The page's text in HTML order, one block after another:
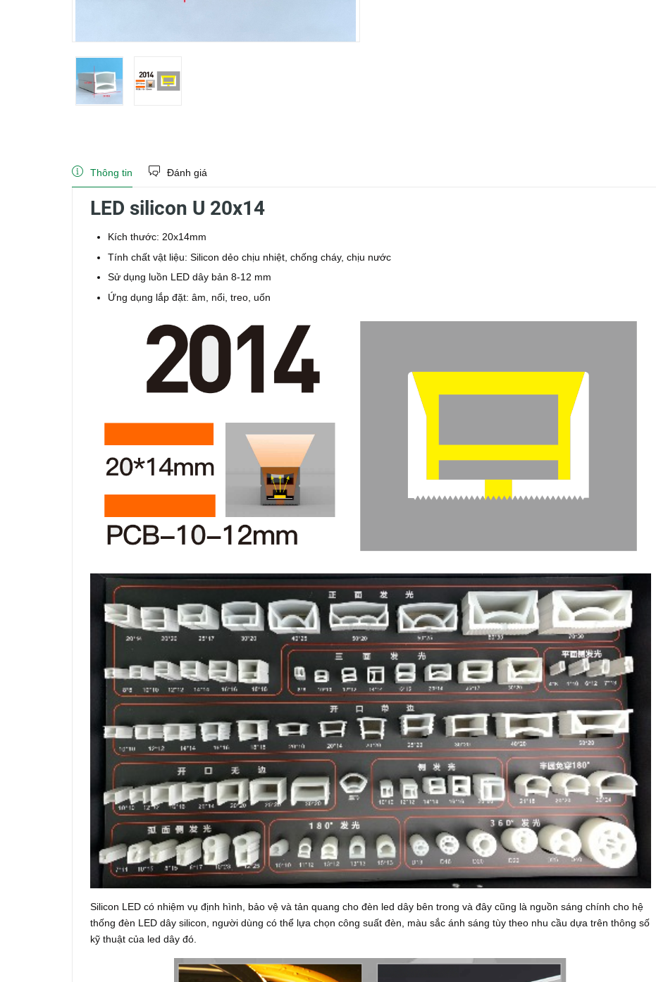
Thông tin Đánh giá
LED silicon U 20x14
Kích thước: 20x14mm
Tính chất vật liệu: Silicon dẻo chịu nhiệt, chống cháy, chịu nước
Sử dụng luồn LED dây bản 8-12 mm
Ứng dụng lắp đặt: âm, nổi, treo, uốn
Silicon LED có nhiệm vụ định hình, bảo vệ và tản quang cho đèn led dây bên trong và đây cũng là nguồn sáng chính cho hệ
thống đèn LED dây silicon, người dùng có thể lựa chọn công suất đèn, màu sắc ánh sáng tùy theo nhu cầu dựa trên thông số
kỹ thuật của led dây đó.